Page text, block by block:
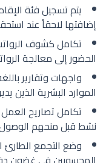
يتم تسجيل فئة
إضافتها لاحقاً عند
تكامل كشوف
الحضور إلى معالجة
واجهات وتقارير
الموارد البشرية الذين
تكامل تصاريح
نشط قبل منحهم
وضع التجمع الطارئ